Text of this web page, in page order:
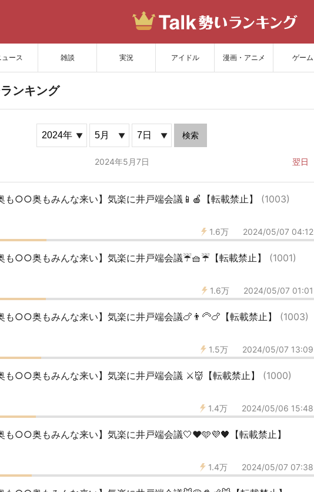
ュース 雑談 実況 アイドル 漫画・アニメ ゲーム
サイトを更新
ンキング
検索
2024年5月7日 翌日
も○○奥もみんな来い】気楽に井戸端会議📱🍎【転載禁止】 (1003)
1.6万 2024/05/07 04:12
も○○奥もみんな来い】気楽に井戸端会議☔️🧺☔️【転載禁止】 (1001)
1.6万 2024/05/07 01:01
も○○奥もみんな来い】気楽に井戸端会議🍗👨‍🦳🍗【転載禁止】 (1003)
1.5万 2024/05/07 13:09
も○○奥もみんな来い】気楽に井戸端会議 ⚔️👹【転載禁止】 (1000)
1.4万 2024/05/06 15:48
も○○奥もみんな来い】気楽に井戸端会議🤍❤️🩵💜🖤【転載禁止】
1.4万 2024/05/07 07:38